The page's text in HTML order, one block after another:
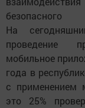
На
проведение
мобильное
года в
с применением
это 25%